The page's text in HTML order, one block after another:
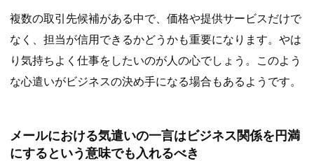
複数の取引先候補がある中で、価格や提供サービスだけで
なく、担当が信用できるかどうかも重要になります。やは
り気持ちよく仕事をしたいのが人の心でしょう。このよう
な心遣いがビジネスの決め手になる場合もあるようです。
メールにおける気遣いの一言はビジネス関係を円満
にするという意味でも入れるべき